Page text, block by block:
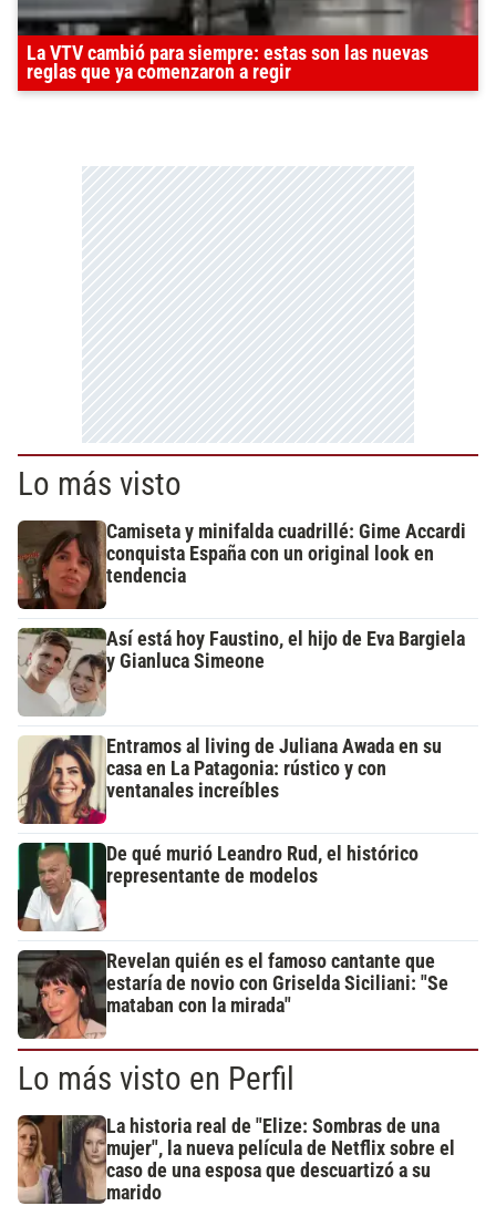
La VTV cambió para siempre: estas son las nuevas
reglas que ya comenzaron a regir
Lo más visto
Camiseta y minifalda cuadrillé: Gime Accardi
conquista España con un original look en
tendencia
Así está hoy Faustino, el hijo de Eva Bargiela
y Gianluca Simeone
Entramos al living de Juliana Awada en su
casa en La Patagonia: rústico y con
ventanales increíbles
De qué murió Leandro Rud, el histórico
representante de modelos
Revelan quién es el famoso cantante que
estaría de novio con Griselda Siciliani: "Se
mataban con la mirada"
Lo más visto en Perfil
La historia real de "Elize: Sombras de una
mujer", la nueva película de Netflix sobre el
caso de una esposa que descuartizó a su
marido